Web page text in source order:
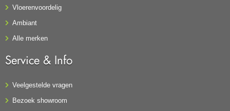
Vloerenvoordelig
Ambiant
Alle merken
Service & Info
Veelgestelde vragen
Bezoek showroom